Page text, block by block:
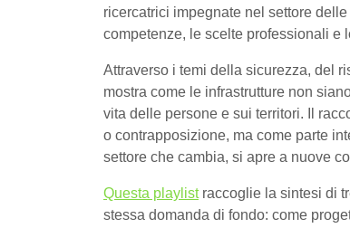
ricercatrici impegnate nel settore
competenze, le scelte professionali e
Attraverso i temi della sicurezza, del
mostra come le infrastrutture non
vita delle persone e sui territori. Il
o contrapposizione, ma come parte
settore che cambia, si apre a nuove
Questa playlistraccoglie la sintesi di
stessa domanda di fondo: come